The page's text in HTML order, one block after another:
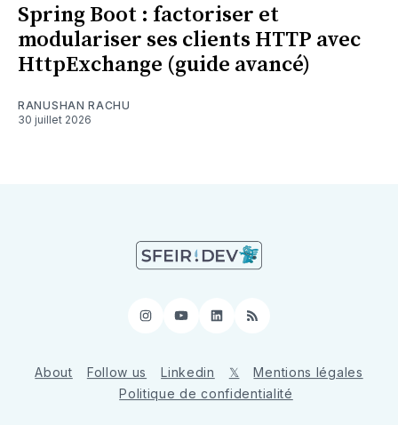
Spring Boot : factoriser et
modulariser ses clients HTTP avec
HttpExchange (guide avancé)
RANUSHAN RACHU
30 juillet 2026
Instagram
YouTubeLinkedIn
RSS
About Follow us Linkedin 𝕏
Mentions légales
Politique de confidentialité